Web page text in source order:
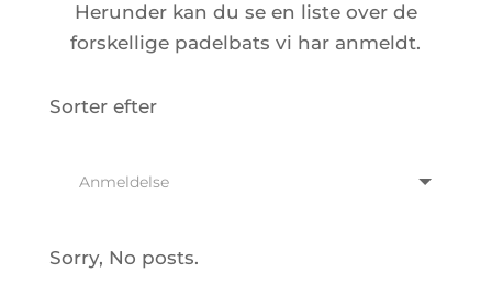
Herunder kan du se en liste over de
forskellige padelbats vi har anmeldt.
Sorter efter
Sorry, No posts.